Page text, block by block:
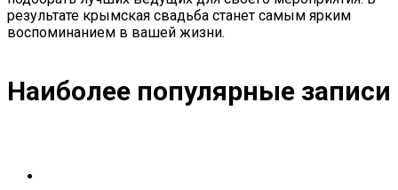
результате крымская свадьба станет самым ярким
воспоминанием в вашей жизни.
Наиболее популярные записи